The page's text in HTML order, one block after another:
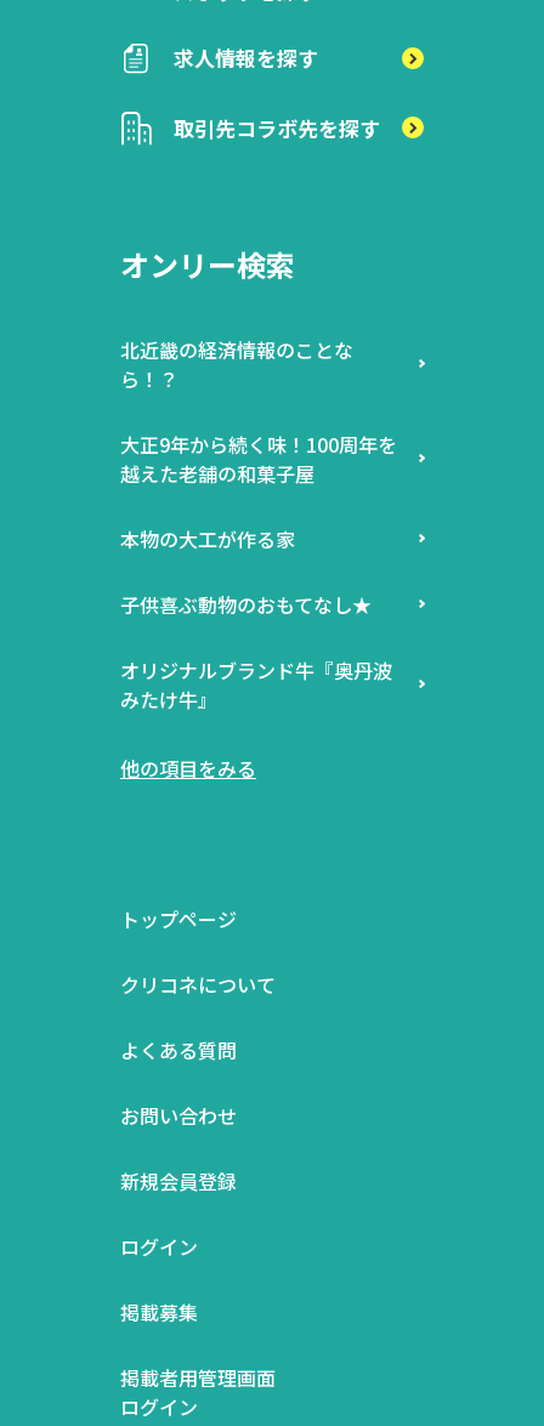
求人情報を探す
取引先コラボ先を探す
オンリー検索
北近畿の経済情報のことな
ら！？
大正9年から続く味！100周年を
越えた老舗の和菓子屋
本物の大工が作る家
子供喜ぶ動物のおもてなし★
オリジナルブランド牛『奥丹波
みたけ牛』
他の項目をみる
トップページ
クリコネについて
よくある質問
お問い合わせ
新規会員登録
ログイン
掲載募集
掲載者用管理画面
ログイン